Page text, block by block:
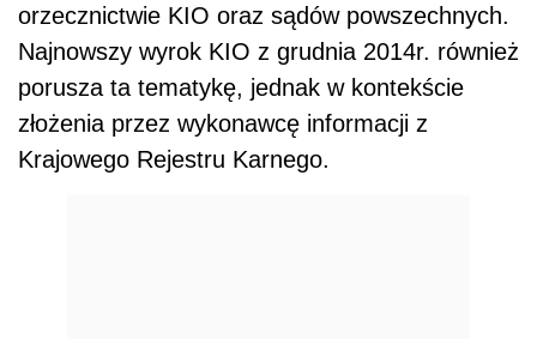
orzecznictwie KIO oraz sądów powszechnych.
Najnowszy wyrok KIO z grudnia 2014r. również
porusza ta tematykę, jednak w kontekście
złożenia przez wykonawcę informacji z
Krajowego Rejestru Karnego.